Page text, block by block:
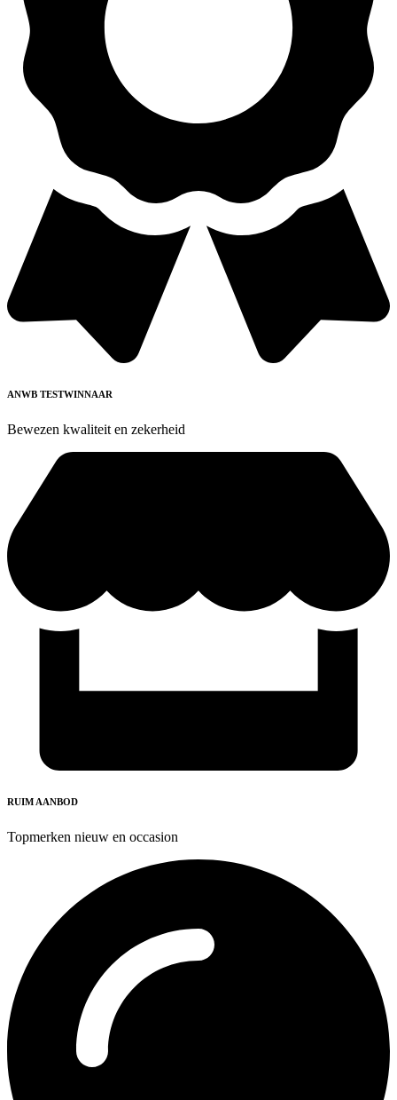
ANWB TESTWINNAAR
Bewezen kwaliteit en zekerheid
RUIM AANBOD
Topmerken nieuw en occasion